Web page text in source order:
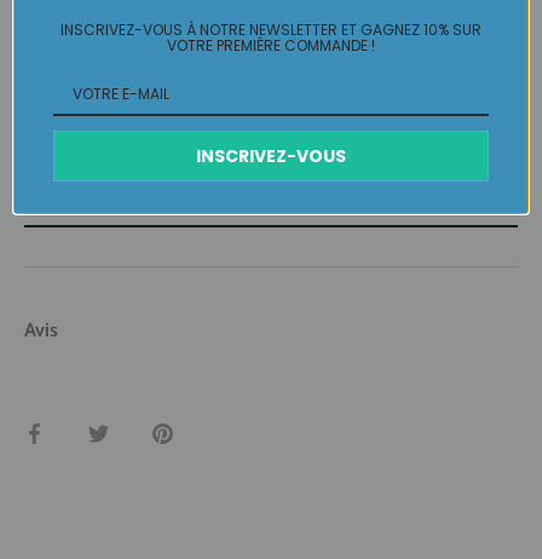
Retours Gratuits
Avis
Partager TweeterÉpingler
INSCRIVEZ-VOUS À NOTRE NEWSLETTER ET GAGNEZ 10% SUR
VOTRE PREMIÈRE COMMANDE !
INSCRIVEZ-VOUS